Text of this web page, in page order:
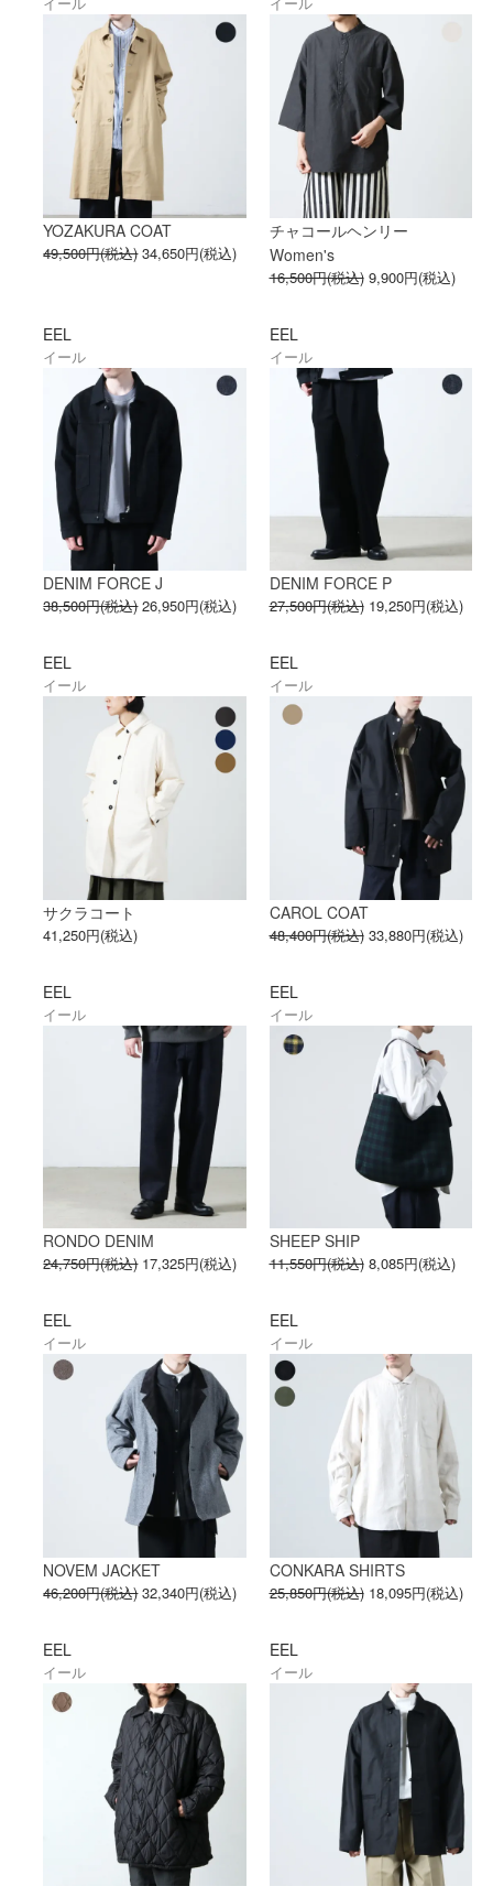
YOZAKURA COAT
49,500円(税込) 34,650円(税込)
チャコールヘンリー
Women's
16,500円(税込) 9,900円(税込)
EEL
イール
DENIM FORCE J
38,500円(税込) 26,950円(税込)
EEL
イール
DENIM FORCE P
27,500円(税込) 19,250円(税込)
EEL
イール
サクラコート
41,250円(税込)
EEL
イール
CAROL COAT
48,400円(税込) 33,880円(税込)
EEL
イール
RONDO DENIM
24,750円(税込) 17,325円(税込)
EEL
イール
SHEEP SHIP
11,550円(税込) 8,085円(税込)
EEL
イール
NOVEM JACKET
46,200円(税込) 32,340円(税込)
EEL
イール
CONKARA SHIRTS
25,850円(税込) 18,095円(税込)
EEL
イール
EEL
イール